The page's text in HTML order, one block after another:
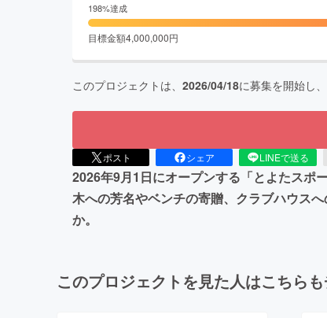
198%達成
目標金額4,000,000円
このプロジェクトは、 2026/04/18に募集を開始し、
ポスト シェア LINEで送る
2026年9月1日にオープンする「とよたスポ
木への芳名やベンチの寄贈、クラブハウス
か。
このプロジェクトを見た人はこちら